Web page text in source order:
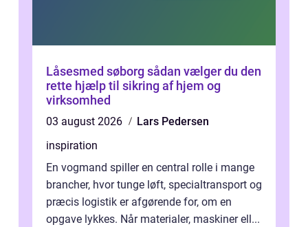
Låsesmed søborg sådan vælger du den
rette hjælp til sikring af hjem og
virksomhed
03 august 2026
Lars Pedersen
inspiration
En vogmand spiller en central rolle i mange
brancher, hvor tunge løft, specialtransport og
præcis logistik er afgørende for, om en
opgave lykkes. Når materialer, maskiner ell...